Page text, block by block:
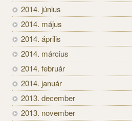
2014. június
2014. május
2014. április
2014. március
2014. február
2014. január
2013. december
2013. november